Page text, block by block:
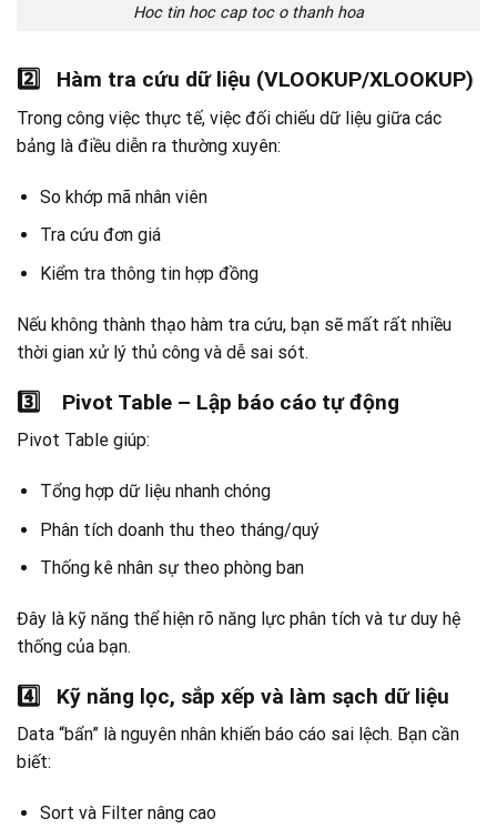
Hoc tin hoc cap toc o thanh hoa
2️ Hàm tra cứu dữ liệu (VLOOKUP/XLOOKUP)
Trong công việc thực tế, việc đối chiếu dữ liệu giữa các
bảng là điều diễn ra thường xuyên:
So khớp mã nhân viên
Tra cứu đơn giá
Kiểm tra thông tin hợp đồng
Nếu không thành thạo hàm tra cứu, bạn sẽ mất rất nhiều
thời gian xử lý thủ công và dễ sai sót.
3️ Pivot Table – Lập báo cáo tự động
Pivot Table giúp:
Tổng hợp dữ liệu nhanh chóng
Phân tích doanh thu theo tháng/quý
Thống kê nhân sự theo phòng ban
Đây là kỹ năng thể hiện rõ năng lực phân tích và tư duy hệ
thống của bạn.
4️ Kỹ năng lọc, sắp xếp và làm sạch dữ liệu
Data “bẩn” là nguyên nhân khiến báo cáo sai lệch. Bạn cần
biết:
Sort và Filter nâng cao